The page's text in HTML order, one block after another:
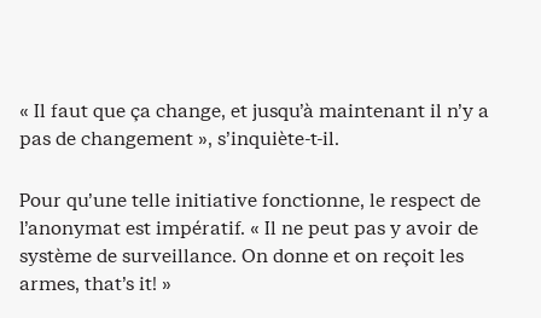
« Il faut que ça change, et jusqu’à maintenant il n’y a
pas de changement », s’inquiète-t-il.
Pour qu’une telle initiative fonctionne, le respect de
l’anonymat est impératif. « Il ne peut pas y avoir de
système de surveillance. On donne et on reçoit les
armes, that’s it! »